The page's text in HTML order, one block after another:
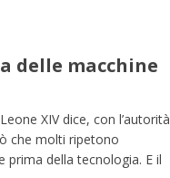
2026 – Il nuovo limite di 5000
DIRITTI E SOCIETÀ
tra ferie e rinunce
delle macchine
XIV dice, con l’autorità
che molti ripetono
prima della tecnologia. E il